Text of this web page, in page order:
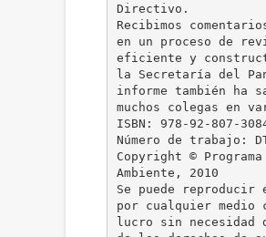
Directivo.
Recibimos
en un proceso de
eficiente y
la Secretaría del
informe también ha
muchos colegas en
ISBN: 978-92-807-
Número de trabajo:
Copyright ©
Ambiente, 2010
Se puede
por cualquier medio
lucro sin necesidad